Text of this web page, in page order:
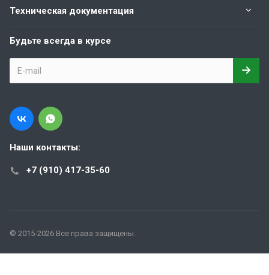
Техническая документация
Будьте всегда в курсе
Наши контакты:
+7 (910) 417-35-60
© 2015-2026 Все права защищены.